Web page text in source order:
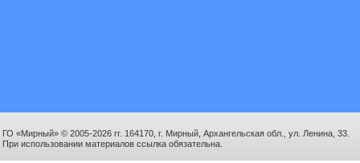
ГО «Мирный» © 2005-2026 гг. 164170, г. Мирный, Архангельская обл., ул. Ленина, 33.
При использовании материалов ссылка обязательна.